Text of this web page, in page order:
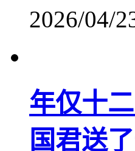
2026/04/
年仅十
国君送